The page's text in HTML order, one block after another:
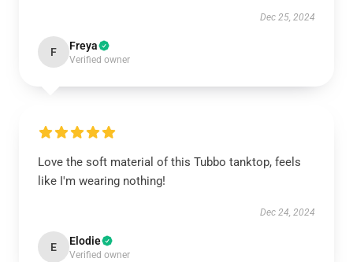
Dec 25, 2024
F Freya
Verified owner
Love the soft material of this Tubbo tanktop, feels
like I'm wearing nothing!
Dec 24, 2024
E Elodie
Verified owner